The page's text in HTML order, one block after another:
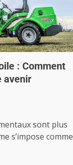
: Comment
avenir
sont plus
s’impose comme